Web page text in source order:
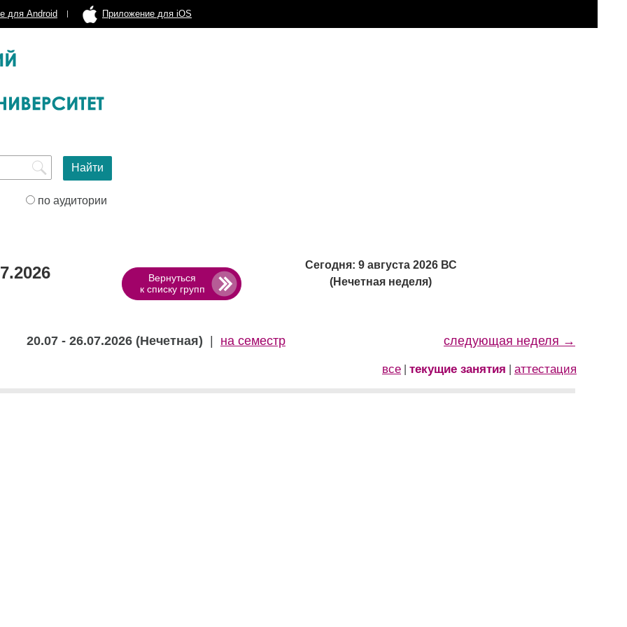
для Android Приложение для iOS
по аудитории
Вернуться
к списку групп
Сегодня: 9 августа 2026 ВС
(Нечетная неделя)
20.07 - 26.07.2026 (Нечетная) на семестр следующая неделя →
все текущие занятия аттестация